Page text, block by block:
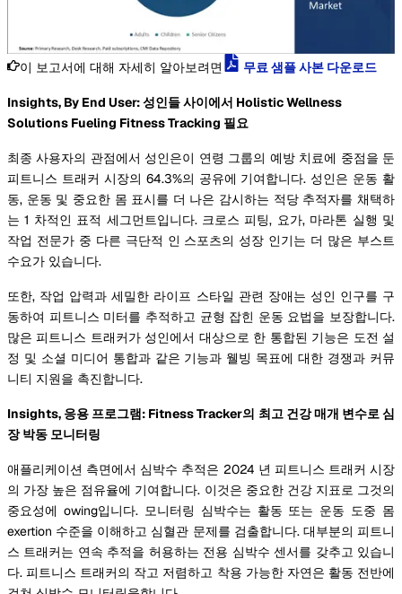
이 보고서에 대해 자세히 알아보려면 무료 샘플 사본 다운로드
Insights, By End User: 성인들 사이에서 Holistic Wellness
Solutions Fueling Fitness Tracking 필요
최종 사용자의 관점에서 성인은이 연령 그룹의 예방 치료에 중점을 둔
피트니스 트래커 시장의 64.3%의 공유에 기여합니다. 성인은 운동 활
동, 운동 및 중요한 몸 표시를 더 나은 감시하는 적당 추적자를 채택하
는 1 차적인 표적 세그먼트입니다. 크로스 피팅, 요가, 마라톤 실행 및
작업 전문가 중 다른 극단적 인 스포츠의 성장 인기는 더 많은 부스트
수요가 있습니다.
또한, 작업 압력과 세밀한 라이프 스타일 관련 장애는 성인 인구를 구
동하여 피트니스 미터를 추적하고 균형 잡힌 운동 요법을 보장합니다.
많은 피트니스 트래커가 성인에서 대상으로 한 통합된 기능은 도전 설
정 및 소셜 미디어 통합과 같은 기능과 웰빙 목표에 대한 경쟁과 커뮤
니티 지원을 촉진합니다.
Insights, 응용 프로그램: Fitness Tracker의 최고 건강 매개 변수로 심
장 박동 모니터링
애플리케이션 측면에서 심박수 추적은 2024 년 피트니스 트래커 시장
의 가장 높은 점유율에 기여합니다. 이것은 중요한 건강 지표로 그것의
중요성에 owing입니다. 모니터링 심박수는 활동 또는 운동 도중 몸
exertion 수준을 이해하고 심혈관 문제를 검출합니다. 대부분의 피트니
스 트래커는 연속 추적을 허용하는 전용 심박수 센서를 갖추고 있습니
다. 피트니스 트래커의 작고 저렴하고 착용 가능한 자연은 활동 전반에